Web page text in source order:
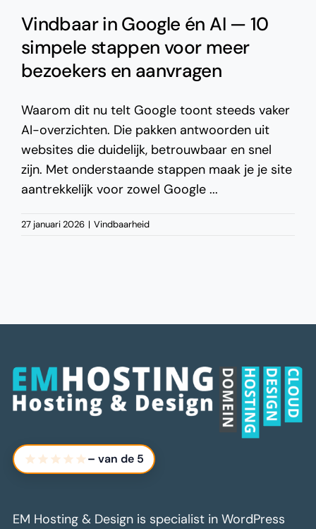
Vindbaar in Google én AI — 10
simpele stappen voor meer
bezoekers en aanvragen
Waarom dit nu telt Google toont steeds vaker
AI-overzichten. Die pakken antwoorden uit
websites die duidelijk, betrouwbaar en snel
zijn. Met onderstaande stappen maak je je site
aantrekkelijk voor zowel Google ...
27 januari 2026 | Vindbaarheid
– van de 5
EM Hosting & Design is specialist in WordPress